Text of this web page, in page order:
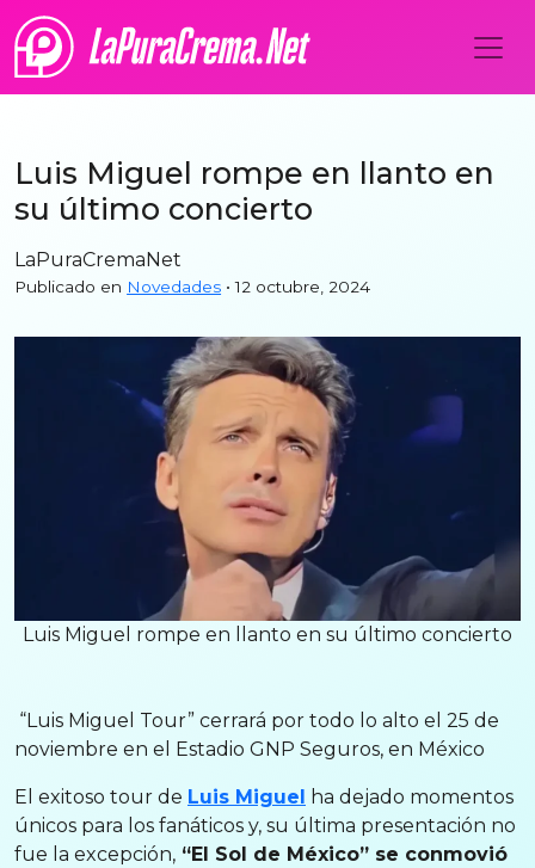
Luis Miguel rompe en llanto en
su último concierto
LaPuraCremaNet
Publicado en Novedades • 12 octubre, 2024
Luis Miguel rompe en llanto en su último concierto
“Luis Miguel Tour” cerrará por todo lo alto el 25 de
noviembre en el Estadio GNP Seguros, en México
El exitoso tour de Luis Miguel
ha dejado momentos
únicos para los fanáticos y, su última presentación no
fue la excepción, “El Sol de México” se conmovió